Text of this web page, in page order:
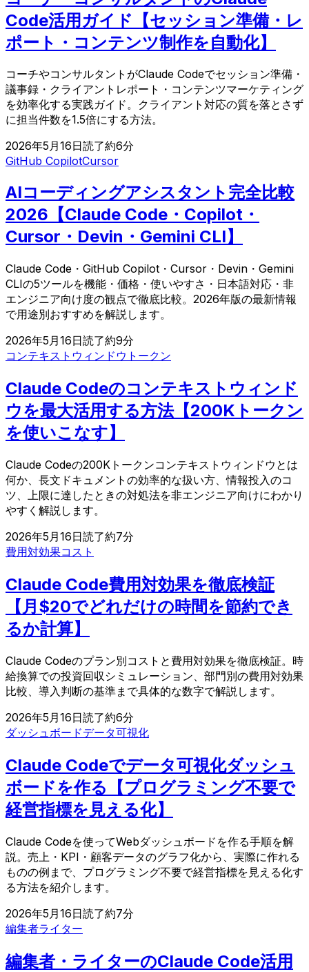
Code活用ガイド【セッション準備・レ
ポート・コンテンツ制作を自動化】
コーチやコンサルタントがClaude Codeでセッション準備・
議事録・クライアントレポート・コンテンツマーケティング
を効率化する実践ガイド。クライアント対応の質を落とさず
に担当件数を1.5倍にする方法。
2026年5月16日読了約6分
GitHub CopilotCursor
AIコーディングアシスタント完全比較
2026【Claude Code・Copilot・
Cursor・Devin・Gemini CLI】
Claude Code・GitHub Copilot・Cursor・Devin・Gemini
CLIの5ツールを機能・価格・使いやすさ・日本語対応・非
エンジニア向け度の観点で徹底比較。2026年版の最新情報
で用途別おすすめを解説します。
2026年5月16日読了約9分
コンテキストウィンドウ トークン
Claude Codeのコンテキストウィンド
ウを最大活用する方法【200Kトークン
を使いこなす】
Claude Codeの200Kトークンコンテキストウィンドウとは
何か、長文ドキュメントの効率的な扱い方、情報投入のコ
ツ、上限に達したときの対処法を非エンジニア向けにわかり
やすく解説します。
2026年5月16日読了約7分
費用対効果コスト
Claude Code費用対効果を徹底検証
【月$20でどれだけの時間を節約でき
るか計算】
Claude Codeのプラン別コストと費用対効果を徹底検証。時
給換算での投資回収シミュレーション、部門別の費用対効果
比較、導入判断の基準まで具体的な数字で解説します。
2026年5月16日読了約6分
ダッシュボードデータ可視化
Claude Codeでデータ可視化ダッシュ
ボードを作る【プログラミング不要で
経営指標を見える化】
Claude Codeを使ってWebダッシュボードを作る手順を解
説。売上・KPI・顧客データのグラフ化から、実際に作れる
ものの例まで、プログラミング不要で経営指標を見える化す
る方法を紹介します。
2026年5月16日読了約7分
編集者ライター
編集者・ライターのClaude Code活用